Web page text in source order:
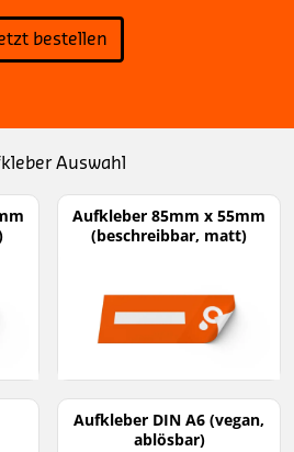
bestellen
Auswahl
Aufkleber 85mm x 55mm
(beschreibbar, matt)
Aufkleber DIN A6 (vegan,
ablösbar)